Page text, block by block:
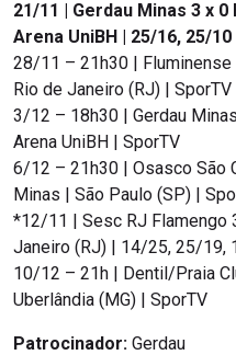
21/11 | Gerdau Minas 3 x
Arena UniBH | 25/16, 25/10
28/11 – 21h30 | Fluminense
Rio de Janeiro (RJ) | SporTV
3/12 – 18h30 | Gerdau
Arena UniBH | SporTV
6/12 – 21h30 | Osasco São
Minas | São Paulo (SP) |
*12/11 | Sesc RJ Flamengo
Janeiro (RJ) | 14/25, 25/19,
10/12 – 21h | Dentil/Praia
Uberlândia (MG) | SporTV
Patrocinador: Gerdau